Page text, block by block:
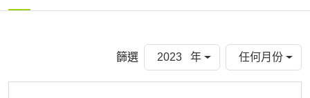
篩選 2023 年 任何月份